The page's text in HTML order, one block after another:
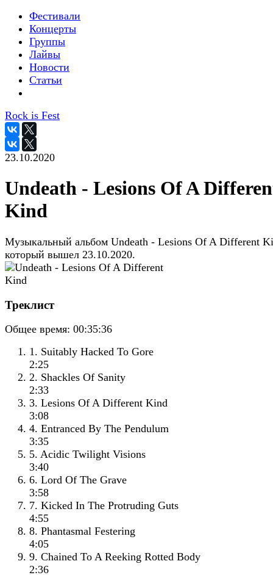
Фестивали
Концерты
Группы
Лайвы
Новости
Статьи
Rock is Fest
23.10.2020
Undeath - Lesions Of A
Kind
Музыкальный альбом Undeath - Lesions Of A Different
который вышел 23.10.2020.
Треклист
Общее время: 00:35:36
1. Suitably Hacked To Gore
2:25
2. Shackles Of Sanity
2:33
3. Lesions Of A Different Kind
3:08
4. Entranced By The Pendulum
3:35
5. Acidic Twilight Visions
3:40
6. Lord Of The Grave
3:58
7. Kicked In The Protruding Guts
4:55
8. Phantasmal Festering
4:05
9. Chained To A Reeking Rotted Body
2:36